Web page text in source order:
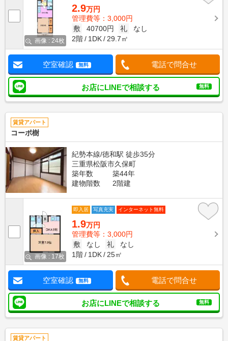
画像 : 24枚
2.9万円
管理費等：3,000円
敷
40700円 礼
なし
2階
1DK 29.7㎡
空室確認 無料 電話で問合せ
お店にLINEで相談する 無料
賃貸アパート
コーポ樹
紀勢本線/徳和駅 徒歩35分
三重県松阪市久保町
築年数
築44年
建物階数
2階建
画像 : 17枚
即入居 写真充実 インターネット無料
1.9万円
管理費等：3,000円
敷
なし 礼
なし
1階
1DK 25㎡
空室確認 無料 電話で問合せ
お店にLINEで相談する 無料
賃貸アパート